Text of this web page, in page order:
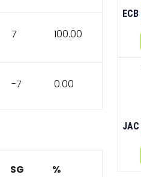
7 100.00
-7 0.00
SG %
ECB
JAC